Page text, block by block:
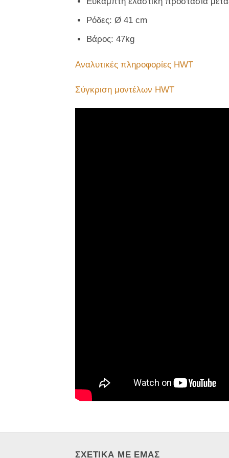
Ρόδες: Ø 41 cm
Βάρος: 47kg
Αναλυτικές πληροφορίες HWT
Σύγκριση μοντέλων HWT
ΣΧΕΤΙΚΑ ΜΕ ΕΜΑΣ